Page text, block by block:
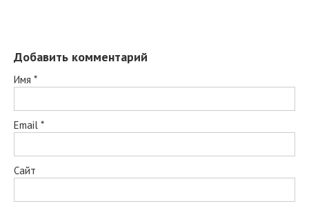
Добавить комментарий
Имя *
Email *
Сайт